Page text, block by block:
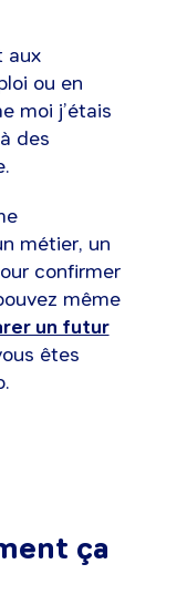
aux
ou en
moi j’étais
des
métier, un
confirmer
même
un futur
êtes
ça